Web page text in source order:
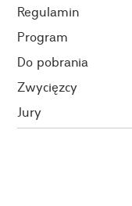
Regulamin
Program
Do pobrania
Zwycięzcy
Jury